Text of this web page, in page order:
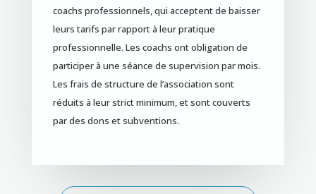
coachs professionnels, qui acceptent de baisser
leurs tarifs par rapport à leur pratique
professionnelle. Les coachs ont obligation de
participer à une séance de supervision par mois.
Les frais de structure de l’association sont
réduits à leur strict minimum, et sont couverts
par des dons et subventions.